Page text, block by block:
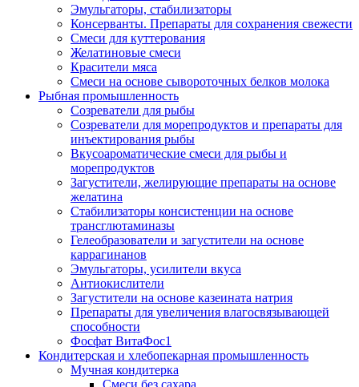
Эмульгаторы, стабилизаторы
Консерванты. Препараты для сохранения свежести
Смеси для куттерования
Желатиновые смеси
Красители мяса
Смеси на основе сывороточных белков молока
Рыбная промышленность
Созреватели для рыбы
Созреватели для морепродуктов и препараты для
инъектирования рыбы
Вкусоароматические смеси для рыбы и
морепродуктов
Загустители, желирующие препараты на основе
желатина
Стабилизаторы консистенции на основе
трансглютаминазы
Гелеобразователи и загустители на основе
каррагинанов
Эмульгаторы, усилители вкуса
Антиокислители
Загустители на основе казеината натрия
Препараты для увеличения влагосвязывающей
способности
Фосфат ВитаФос1
Кондитерская и хлебопекарная промышленность
Мучная кондитерка